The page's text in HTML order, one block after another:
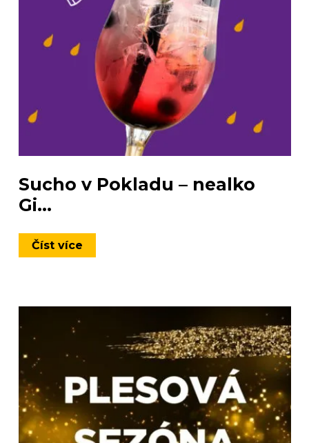
Sucho v Pokladu – nealko
Gi...
Číst více